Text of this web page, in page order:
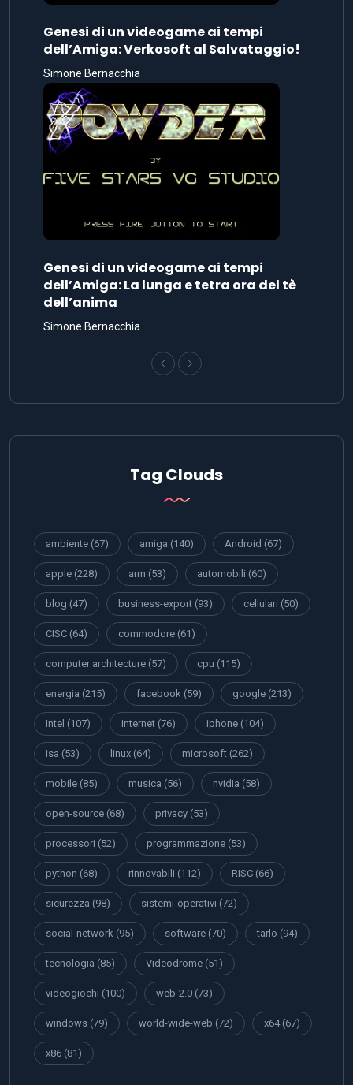
Genesi di un videogame ai tempi
dell’Amiga: Verkosoft al Salvataggio!
Simone Bernacchia
Genesi di un videogame ai tempi
dell’Amiga: La lunga e tetra ora del tè
dell’anima
Simone Bernacchia
Tag Clouds
ambiente (67) amiga (140) Android (67)
apple (228) arm (53) automobili (60)
blog (47) business-export (93) cellulari (50)
CISC (64) commodore (61)
computer architecture (57) cpu (115)
energia (215) facebook (59) google (213)
Intel (107) internet (76) iphone (104)
isa (53) linux (64) microsoft (262)
mobile (85) musica (56) nvidia (58)
open-source (68) privacy (53)
processori (52) programmazione (53)
python (68) rinnovabili (112) RISC (66)
sicurezza (98) sistemi-operativi (72)
social-network (95) software (70) tarlo (94)
tecnologia (85) Videodrome (51)
videogiochi (100) web-2.0 (73)
windows (79) world-wide-web (72) x64(67)
x86 (81)